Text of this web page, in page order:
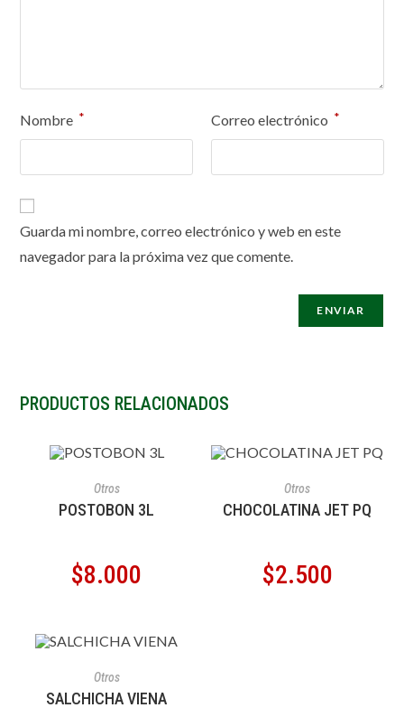
Nombre * Correo electrónico *
Guarda mi nombre, correo electrónico y web en este
navegador para la próxima vez que comente.
PRODUCTOS RELACIONADOS
Otros
POSTOBON 3L
$8.000
Otros
CHOCOLATINA JET PQ
$2.500
Otros
SALCHICHA VIENA